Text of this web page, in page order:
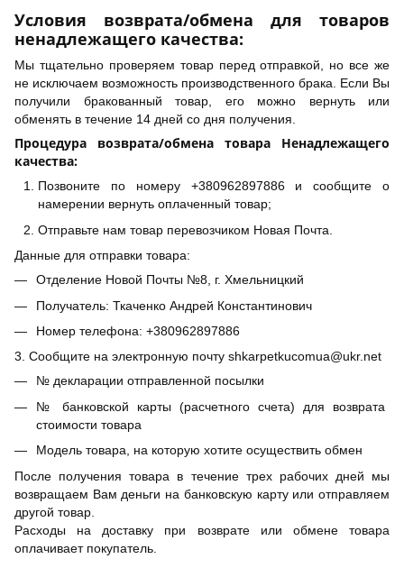
Условия возврата/обмена для товаров
ненадлежащего качества:
Мы тщательно проверяем товар перед отправкой, но все же
не исключаем возможность производственного брака. Если Вы
получили бракованный товар, его можно вернуть или
обменять в течение 14 дней со дня получения.
Процедура возврата/обмена товара Ненадлежащего
качества:
Позвоните по номеру +380962897886 и сообщите о
намерении вернуть оплаченный товар;
Отправьте нам товар перевозчиком Новая Почта.
Данные для отправки товара:
Отделение Новой Почты №8, г. Хмельницкий
Получатель: Ткаченко Андрей Константинович
Номер телефона: +380962897886
3. Сообщите на электронную почту shkarpetkucomua@ukr.net
№ декларации отправленной посылки
№ банковской карты (расчетного счета) для возврата
стоимости товара
Модель товара, на которую хотите осуществить обмен
После получения товара в течение трех рабочих дней мы
возвращаем Вам деньги на банковскую карту или отправляем
другой товар.
Расходы на доставку при возврате или обмене товара
оплачивает покупатель.